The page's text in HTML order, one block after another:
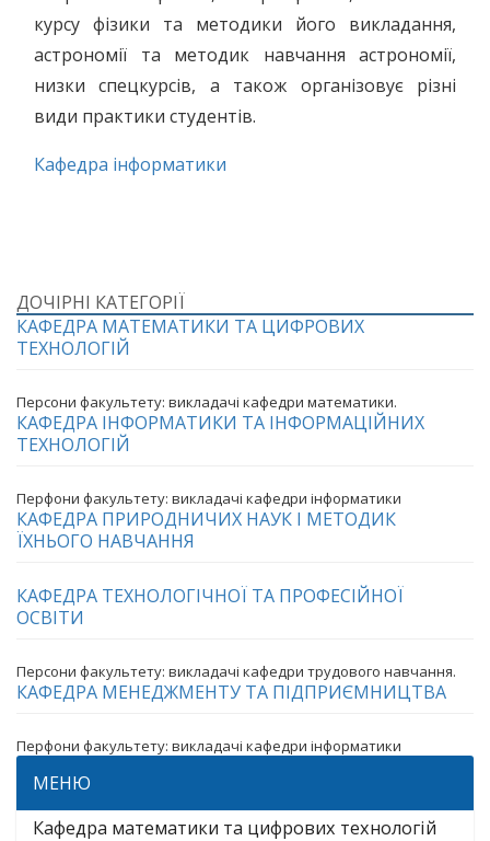
курсу фізики та методики його викладання,
астрономії та методик навчання астрономії,
низки спецкурсів, а також організовує різні
види практики студентів.
Кафедра інформатики
ДОЧІРНІ КАТЕГОРІЇ
КАФЕДРА МАТЕМАТИКИ ТА ЦИФРОВИХ
ТЕХНОЛОГІЙ
Персони факультету: викладачі кафедри математики.
КАФЕДРА ІНФОРМАТИКИ ТА ІНФОРМАЦІЙНИХ
ТЕХНОЛОГІЙ
Перфони факультету: викладачі кафедри інформатики
КАФЕДРА ПРИРОДНИЧИХ НАУК І МЕТОДИК
ЇХНЬОГО НАВЧАННЯ
КАФЕДРА ТЕХНОЛОГІЧНОЇ ТА ПРОФЕСІЙНОЇ
ОСВІТИ
Персони факультету: викладачі кафедри трудового навчання.
КАФЕДРА МЕНЕДЖМЕНТУ ТА ПІДПРИЄМНИЦТВА
Перфони факультету: викладачі кафедри інформатики
МЕНЮ
Кафедра математики та цифрових технологій